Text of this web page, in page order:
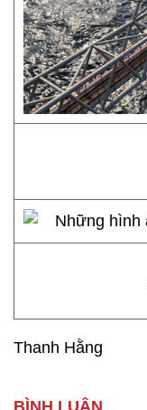
Thanh Hằng